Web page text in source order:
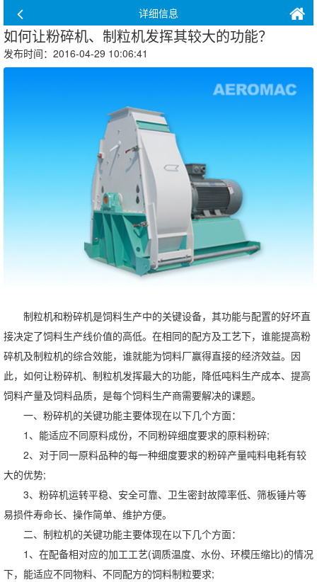
详细信息
如何让粉碎机、制粒机发挥其较大的功能？
发布时间：2016-04-29 10:06:41
制粒机和粉碎机是饲料生产中的关键设备，其功能与配置的好坏直
接决定了饲料生产线价值的高低。在相同的配方及工艺下，谁能提高粉
碎机及制粒机的综合效能，谁就能为饲料厂赢得直接的经济效益。因
此，如何让粉碎机、制粒机发挥最大的功能，降低吨料生产成本、提高
饲料产量及饲料品质，是每个饲料生产商需要解决的课题。
一、粉碎机的关键功能主要体现在以下几个方面：
1、能适应不同原料成份，不同粉碎细度要求的原料粉碎;
2、对于同一原料品种的每一种细度要求的粉碎产量吨料电耗有较
大的优势;
3、粉碎机运转平稳、安全可靠、卫生密封故障率低、筛板锤片等
易损件寿命长、操作简单、维护方便。
二、制粒机的关键功能主要体现在以下几个方面：
1、在配备相对应的加工工艺(调质温度、水份、环模压缩比)的情况
下，能适应不同物料、不同配方的饲料制粒要求;